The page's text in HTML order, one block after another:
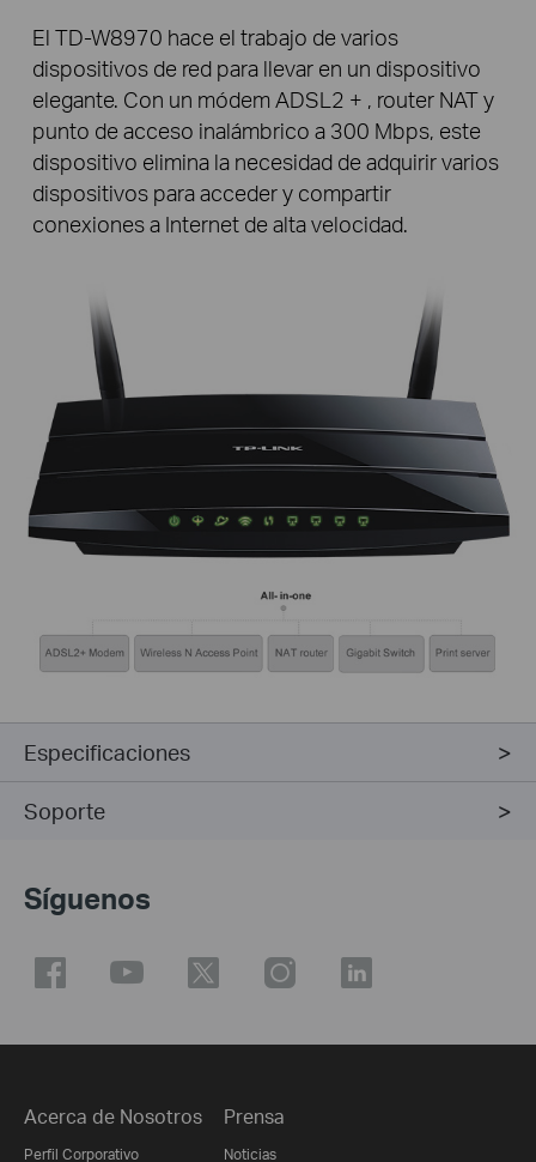
El TD-W8970 hace el trabajo de varios
dispositivos de red para llevar en un dispositivo
elegante. Con un módem ADSL2 + , router NAT y
punto de acceso inalámbrico a 300 Mbps, este
dispositivo elimina la necesidad de adquirir varios
dispositivos para acceder y compartir
conexiones a Internet de alta velocidad.
Especificaciones
Soporte
Síguenos
Acerca de Nosotros
Perfil Corporativo
Prensa
Noticias